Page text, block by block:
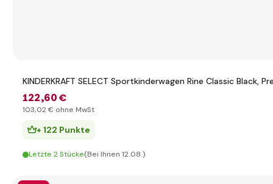
KINDERKRAFT SELECT Sportkinderwagen Rine Classic Black,
122,60 €
103,02 € ohne MwSt
+ 122 Punkte
Letzte 2 Stücke(Bei Ihnen 12.08.)